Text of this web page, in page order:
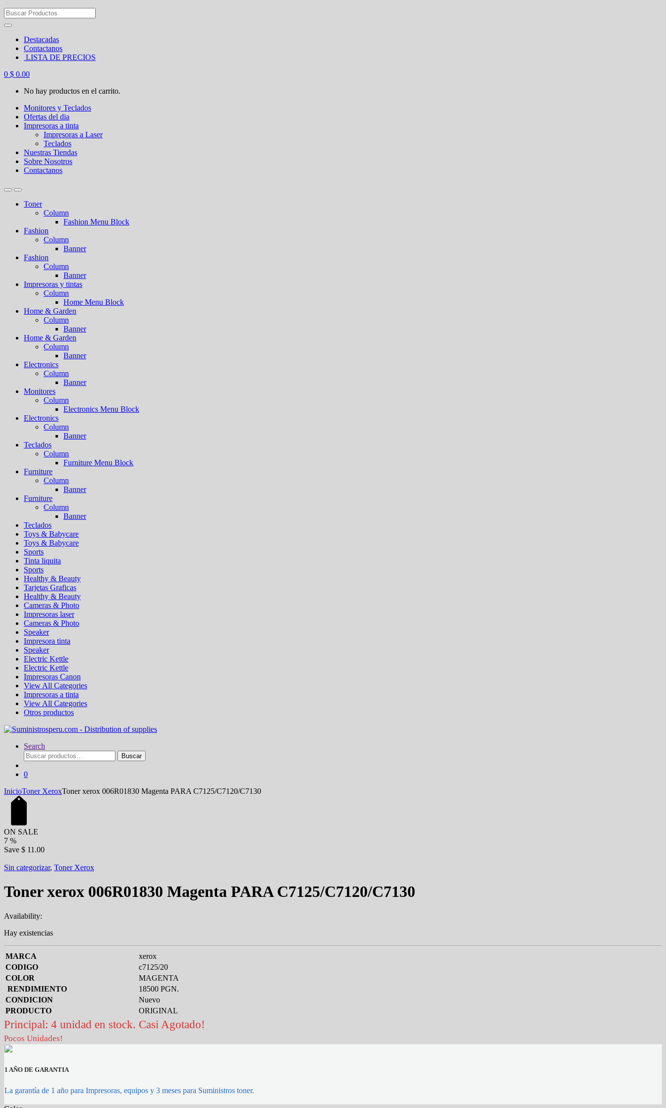
Search
for:
Destacadas
Contactanos
LISTA DE PRECIOS
0 $ 0.00
No hay productos en el carrito.
Monitores y Teclados
Ofertas del dia
Impresoras a tinta
Impresoras a Laser
Teclados
Nuestras Tiendas
Sobre Nosotros
Contactanos
Toner
Column
Fashion Menu Block
Fashion
Column
Banner
Fashion
Column
Banner
Impresoras y tintas
Column
Home Menu Block
Home & Garden
Column
Banner
Home & Garden
Column
Banner
Electronics
Column
Banner
Monitores
Column
Electronics Menu Block
Electronics
Column
Banner
Teclados
Column
Furniture Menu Block
Furniture
Column
Banner
Furniture
Column
Banner
Teclados
Toys & Babycare
Toys & Babycare
Sports
Tinta liquita
Sports
Healthy & Beauty
Tarjetas Graficas
Healthy & Beauty
Cameras & Photo
Impresoras laser
Cameras & Photo
Speaker
Impresora tinta
Speaker
Electric Kettle
Electric Kettle
Impresoras Canon
View All Categories
Impresoras a tinta
View All Categories
Otros productos
Search
Buscar
por:
Buscar
0
InicioToner XeroxToner xerox 006R01830 Magenta PARA C7125/C7120/C7130
ON SALE
7 %
Save $ 11.00
Sin categorizar, Toner Xerox
Toner xerox 006R01830 Magenta PARA C7125/C7120/C7130
Availability:
Hay existencias
MARCA
xerox
CODIGO
c7125/20
COLOR
MAGENTA
RENDIMIENTO
18500 PGN.
CONDICION
Nuevo
PRODUCTO
ORIGINAL
Principal: 4 unidad en stock. Casi Agotado!
Pocos Unidades!
1 AÑO DE GARANTIA
La garantía de 1 año para Impresoras, equipos y 3 meses para Suministros toner.